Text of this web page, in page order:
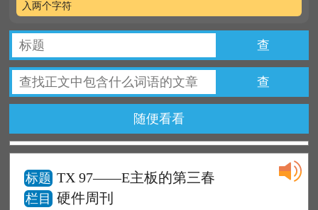
入两个字符
查
查
随便看看
标题 TX 97——E主板的第三春
栏目 硬件周刊